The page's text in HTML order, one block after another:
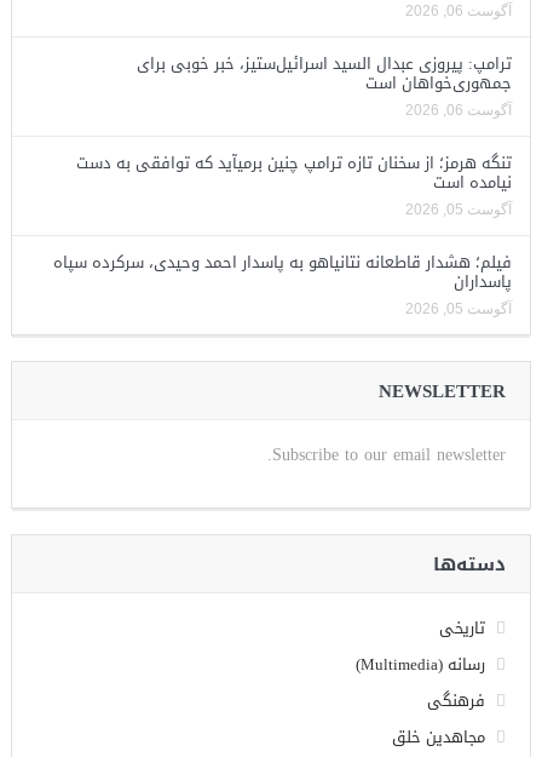
آگوست 06, 2026
ترامپ: پیروزی عبدال السید اسرائیل‌ستیز، خبر خوبی برای
جمهوری‌خواهان است
آگوست 06, 2026
تنگه هرمز؛ از سخنان تازه ترامپ چنین برمیآید که توافقی به دست
نیامده است
آگوست 05, 2026
فیلم؛ هشدار قاطعانه نتانیاهو به پاسدار احمد وحیدی، سرکرده سپاه
پاسداران
آگوست 05, 2026
NEWSLETTER
Subscribe to our email newsletter.
دسته‌ها
تاریخی
رسانه (Multimedia)
فرهنگی
مجاهدین خلق